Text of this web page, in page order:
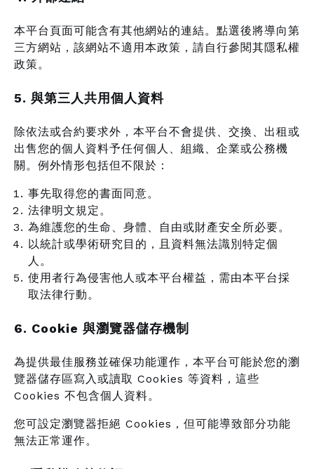
本平台頁面可能含有其他網站的連結。點選後將導向第
三方網站，該網站不適用本政策，請自行參閱其隱私權
政策。
5. 與第三人共用個人資料
除依法或合約要求外，本平台不會提供、交換、出租或
出售您的個人資料予任何個人、組織、企業或公務機
關。例外情形包括但不限於：
事先取得您的書面同意。
法律明文規定。
為維護您的生命、身體、自由或財產安全所必要。
以統計或學術研究目的，且資料無法識別特定個
人。
使用者行為侵害他人或本平台權益，需由本平台採
取法律行動。
6. Cookie 與瀏覽器儲存機制
為提供最佳服務並確保功能運作，本平台可能於您的瀏
覽器儲存區寫入或讀取 Cookies 等資料，這些
Cookies 不包含個人資料。
您可設定瀏覽器拒絕 Cookies，但可能導致部分功能
無法正常運作。